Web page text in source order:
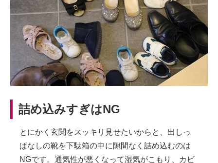
詰め込みすぎはNG
とにかく玄関をスッキリ見せたいからと、出しっ
ぱなしの靴を下駄箱の中に隙間なく詰め込むのは
NGです。通気性が悪くなって湿気がこもり、カビ